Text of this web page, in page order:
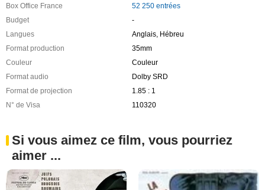
Box Office France
52 250 entrées
Budget
-
Langues
Anglais, Hébreu
Format production
35mm
Couleur
Couleur
Format audio
Dolby SRD
Format de projection
1.85 : 1
N° de Visa
110320
Si vous aimez ce film, vous pourriez
aimer ...